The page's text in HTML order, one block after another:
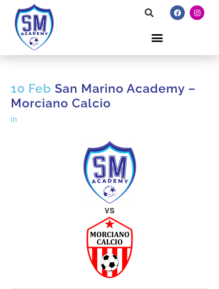
10 Feb San Marino Academy –
Morciano Calcio
in
vs